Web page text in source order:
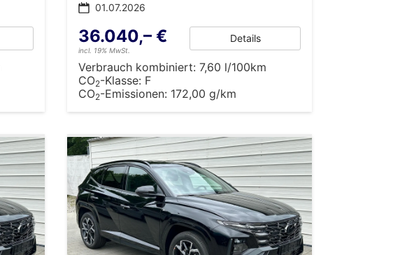
01.07.2026
36.040,– €
incl. 19% MwSt.
Details
Verbrauch kombiniert:7,60 l/100km
CO2-Klasse: F
CO2-Emissionen: 172,00 g/km